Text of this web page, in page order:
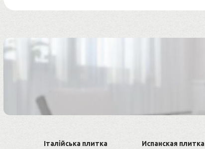
Італійська плитка Испанская плитка